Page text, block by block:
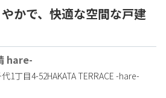
かで、快適な空間な戸建
hare-
1丁目4-52HAKATA TERRACE -hare-